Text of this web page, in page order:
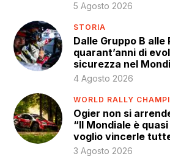
5 Agosto 2026
STORIA
Dalle Gruppo B alle
quarant’anni di
sicurezza nel
4 Agosto 2026
WORLD RALLY
Ogier non si
“Il Mondiale è
voglio vincerle
3 Agosto 2026